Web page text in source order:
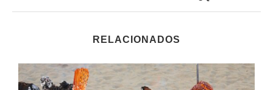
RELACIONADOS